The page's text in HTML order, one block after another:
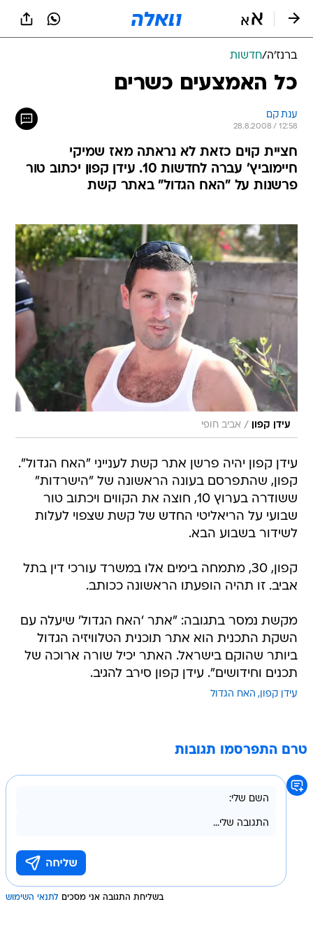
ברנז'ה/חדשות
כל האמצעים כשרים
ענת קם
28.8.2008 / 12:58
חציית קוים כזאת לא נראתה מאז שמיקי
חיימוביץ' עברה לחדשות 10. עידן קפון יכתוב טור
פרשנות על "האח הגדול" באתר קשת
עידן קפון / אביב חופי
עידן קפון יהיה פרשן אתר קשת לענייני "האח הגדול".
קפון, שהתפרסם בעונה הראשונה של "הישרדות"
ששודרה בערוץ 10, חוצה את הקווים ויכתוב טור
שבועי על הריאליטי החדש של קשת שצפוי לעלות
לשידור בשבוע הבא.
קפון, 30, מתמחה בימים אלו במשרד עורכי דין בתל
אביב. זו תהיה הופעתו הראשונה ככותב.
מקשת נמסר בתגובה: "אתר 'האח הגדול' שיעלה עם
השקת התכנית הוא אתר תוכנית הטלוויזיה הגדול
ביותר שהוקם בישראל. האתר יכיל שורה ארוכה של
תכנים וחידושים". עידן קפון סירב להגיב.
עידן קפון האח הגדול
טרם התפרסמו תגובות
בשליחת התגובה אני מסכים לתנאי השימוש